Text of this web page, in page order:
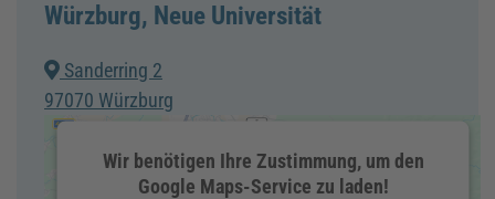
Würzburg, Neue Universität
Sanderring 2
97070 Würzburg
Wir benötigen Ihre Zustimmung, um den
Google Maps-Service zu laden!